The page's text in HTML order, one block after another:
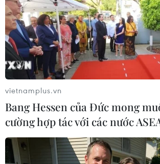
TIN LIÊN QUAN
vietnamplus.vn
Bang Hessen của Đức mong
cường hợp tác với các nước